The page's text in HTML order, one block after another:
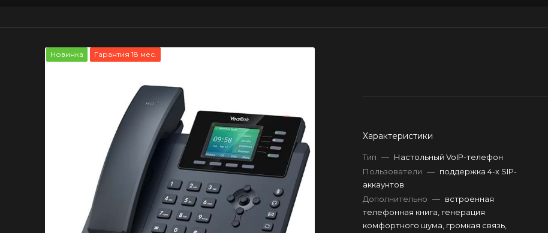
Новинка Гарантия 18 мес.
Характеристики
Тип — Настольный VoIP-телефон
Пользователи — поддержка 4-х SIP-
аккаунтов
Дополнительно — встроенная
телефонная книга, генерация
комфортного шума, громкая связь,